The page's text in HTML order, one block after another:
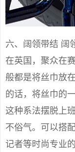
六、阔领带结 阔
在英国，聚众在
般都是将丝巾放
的话，将丝巾的
这种系法摆脱上
不俗气。可以搭
记者等时尚专业